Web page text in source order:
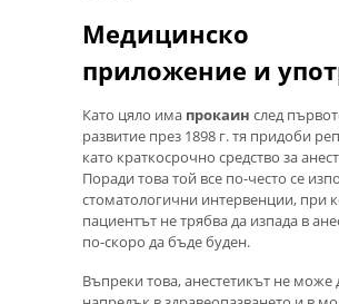
Медицинско
приложение и
Като цяло има прокаин след
развитие през 1898 г. тя придоби
като краткосрочно средство за
Поради това той все по-често се
стоматологични интервенции, при
пациентът не трябва да изпада в
по-скоро да бъде буден.
Въпреки това, анестетикът не може